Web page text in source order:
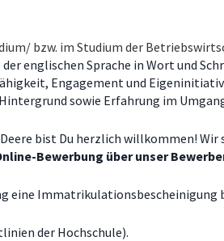
bzw. im Studium der
englischen Sprache in Wort und
Engagement und
sowie Erfahrung im
bist Du herzlich willkommen!
Bewerbung über unser
eine
der Hochschule).